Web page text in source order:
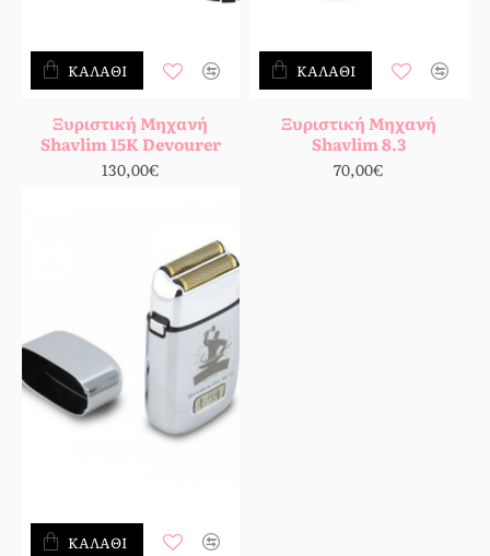
Ξυριστική Μηχανή
Shavlim 15K Devourer
130,00€
ΚΑΛΆΘΙ
Ξυριστική Μηχανή
Shavlim 8.3
70,00€
ΚΑΛΆΘΙ
ΚΑΛΆΘΙ